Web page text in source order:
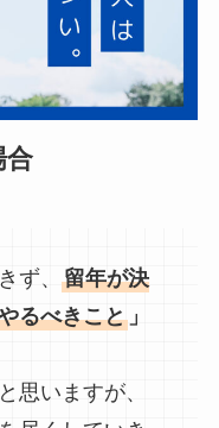
合
ず、 留年が決
るべきこと」
思いますが、